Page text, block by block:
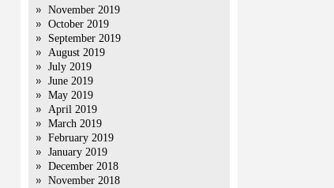
November 2019
October 2019
September 2019
August 2019
July 2019
June 2019
May 2019
April 2019
March 2019
February 2019
January 2019
December 2018
November 2018